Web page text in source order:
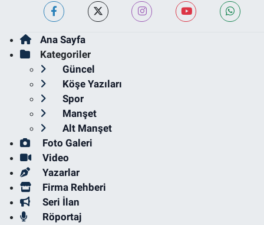
Ana Sayfa
Kategoriler
Güncel
Köşe Yazıları
Spor
Manşet
Alt Manşet
Foto Galeri
Video
Yazarlar
Firma Rehberi
Seri İlan
Röportaj